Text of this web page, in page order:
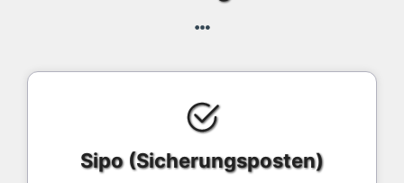
Sipo (Sicherungsposten)